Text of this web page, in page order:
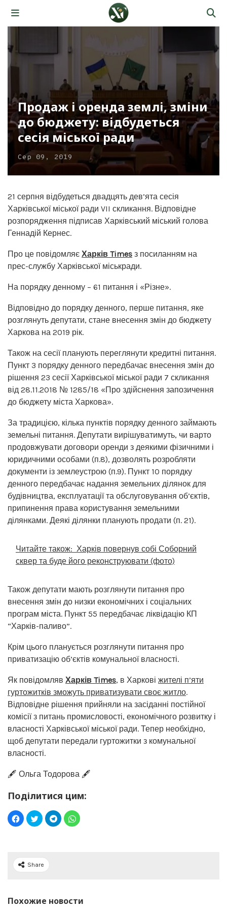
Продаж і оренда землі, зміни
до бюджету: відбудеться
сесія міської ради
Сер 09, 2019
21 серпня відбудеться двадцять дев’ята сесія
Харківської міської ради VII скликання. Відповідне
розпорядження підписав Харківський міський голова
Геннадій Кернес.
Про це повідомляє Харків Times з посиланням на
прес-службу Харківської міськради.
На порядку денному – 61 питання і «Різне».
Відповідно до порядку денного, перше питання, яке
розглянуть депутати, стане внесення змін до бюджету
Харкова на 2019 рік.
Також на сесії планують переглянути кредитні питання.
Пункт 3 порядку денного передбачає внесення змін до
рішення 23 сесії Харківської міської ради 7 скликання
від 28.11.2018 № 1285/18 «Про здійснення запозичення
до бюджету міста Харкова».
За традицією, кілька пунктів порядку денного займають
земельні питання. Депутати вирішуватимуть, чи варто
продовжувати договори оренди з деякими фізичними і
юридичними особами (п.8), дозволять розробляти
документи із землеустрою (п.9). Пункт 10 порядку
денного передбачає надання земельних ділянок для
будівництва, експлуатації та обслуговування об’єктів,
припинення права користування земельними
ділянками. Деякі ділянки планують продати (п. 21).
Читайте також: Харків повернув собі Соборний
сквер та буде його реконструювати (фото)
Також депутати мають розглянути питання про
внесення змін до низки економічних і соціальних
програм міста. Пункт 55 передбачає ліквідацію КП
“Харків-паливо”.
Крім цього планується розглянути питання про
приватизацію об’єктів комунальної власності.
Як повідомляв Харків Times, в Харкові жителі п’яти
гуртожитків зможуть приватизувати своє житло.
Відповідне рішення прийняли на засіданні постійної
комісії з питань промисловості, економічного розвитку і
власності Харківської міської ради. Тепер необхідно,
щоб депутати передали гуртожитки з комунальної
власності.
🖋️ Ольга Тодорова 🖋️
Поділитися цим:
Share
Похожие новости